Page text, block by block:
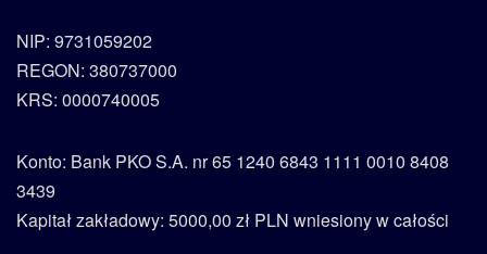
NIP: 9731059202
REGON: 380737000
KRS: 0000740005
Konto: Bank PKO S.A. nr 65 1240 6843 1111 0010 8408
3439
Kapitał zakładowy: 5000,00 zł PLN wniesiony w całości